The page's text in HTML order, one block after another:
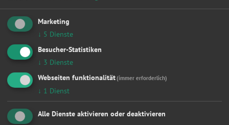
Reifenwechsel 4 Räder
Scheibenservice
Scheinwerfer
Smart Repair
Sonstige
Turbolader
Wasserpumpe
Zahnriemen / Steuerkette
Zylinderkopf
Zylinderkopfdichtung
Marketing
↓ 5 Dienste
Besucher-Statistiken
↓ 3 Dienste
Webseiten funktionalität(immer erforderlich)
↓ 1 Dienst
Alle Dienste aktivieren oder deaktivieren